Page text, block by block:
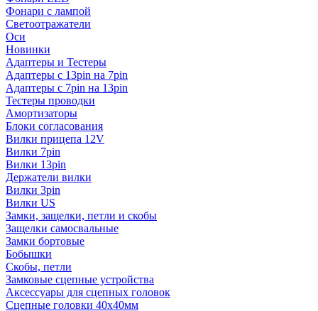
Фонари с лампой
Светоотражатели
Оси
Новинки
Адаптеры и Тестеры
Адаптеры с 13pin на 7pin
Адаптеры с 7pin на 13pin
Тестеры проводки
Амортизаторы
Блоки согласования
Вилки прицепа 12V
Вилки 7pin
Вилки 13pin
Держатели вилки
Вилки 3pin
Вилки US
Замки, защелки, петли и скобы
Защелки самосвальные
Замки бортовые
Бобышки
Скобы, петли
Замковые сцепные устройства
Аксессуары для сцепных головок
Сцепные головки 40x40мм